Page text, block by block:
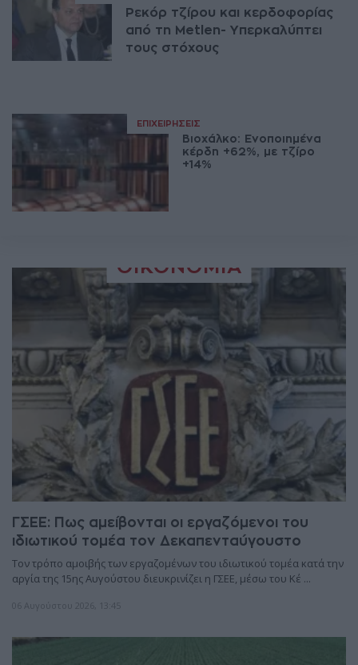
Ρεκόρ τζίρου και κερδοφορίας
από τη Metlen- Υπερκαλύπτει
τους στόχους
Βιοχάλκο: Ενοποιημένα
κέρδη +62%, με τζίρο
+14%
ΕΠΙΧΕΙΡΉΣΕΙΣ
ΓΣΕΕ: Πως αμείβονται οι εργαζόμενοι του
ιδιωτικού τομέα τον Δεκαπενταύγουστο
Τον τρόπο αμοιβής των εργαζομένων του ιδιωτικού τομέα κατά την
αργία της 15ης Αυγούστου διευκρινίζει η ΓΣΕΕ, μέσω του Κέ ...
06 Αυγούστου 2026, 13:45
ΟΙΚΟΝΟΜΊΑ